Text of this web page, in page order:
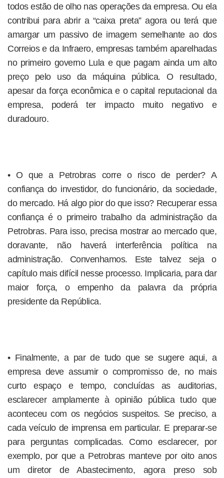
todos estão de olho nas operações da empresa. Ou ela
contribui para abrir a “caixa preta” agora ou terá que
amargar um passivo de imagem semelhante ao dos
Correios e da Infraero, empresas também aparelhadas
no primeiro governo Lula e que pagam ainda um alto
preço pelo uso da máquina pública. O resultado,
apesar da força econômica e o capital reputacional da
empresa, poderá ter impacto muito negativo e
duradouro.
• O que a Petrobras corre o risco de perder? A
confiança do investidor, do funcionário, da sociedade,
do mercado. Há algo pior do que isso? Recuperar essa
confiança é o primeiro trabalho da administração da
Petrobras. Para isso, precisa mostrar ao mercado que,
doravante, não haverá interferência política na
administração. Convenhamos. Este talvez seja o
capítulo mais difícil nesse processo. Implicaria, para dar
maior força, o empenho da palavra da própria
presidente da República.
• Finalmente, a par de tudo que se sugere aqui, a
empresa deve assumir o compromisso de, no mais
curto espaço e tempo, concluídas as auditorias,
esclarecer amplamente à opinião pública tudo que
aconteceu com os negócios suspeitos. Se preciso, a
cada veículo de imprensa em particular. E preparar-se
para perguntas complicadas. Como esclarecer, por
exemplo, por que a Petrobras manteve por oito anos
um diretor de Abastecimento, agora preso sob